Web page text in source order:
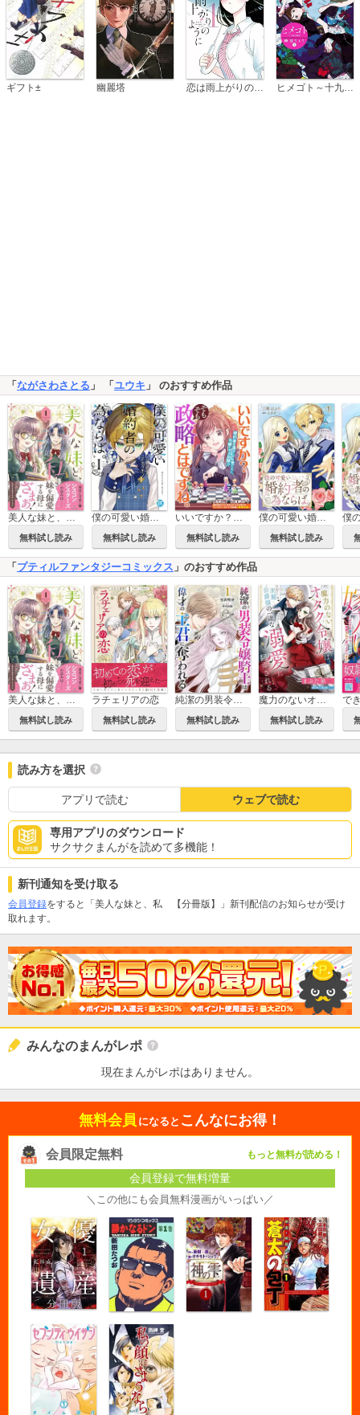
ギフト± 幽麗塔 ヒメゴト～十九歳の制服～
「ながさわさとる 」 「ユウキ 」 のおすすめ作品
美人な妹と、私【電子限定特典付き】
無料試し読み
僕の可愛い婚約者の為ならば。【単行本版】
無料試し読み
いいですか？そもそも政略とはですね。
無料試し読み
僕の可愛い婚約者の為ならば。
無料試し読み
「 プティルファンタジーコミックス 」のおすすめ作品
美人な妹と、私【電子限定特典付き】
無料試し読み
ラチェリアの恋
無料試し読み
純潔の男装令嬢騎士は偉才の主君に奪われる【分冊版】
無料試し読み
魔力のないオタク令嬢は、次期公爵様の一途な溺愛に翻弄される【分冊版】
無料試し読み
読み方を選択
アプリで読む ウェブで読む
専用アプリのダウンロード
サクサクまんがを読めて多機能！
新刊通知を受け取る
会員登録をすると「美人な妹と、私 【分冊版】」新刊配信のお知らせが受け
取れます。
みんなのまんがレポ
現在まんがレポはありません。
無料会員 になると こんなにお得！
会員限定無料 もっと無料が読める！
会員登録で無料増量
＼この他にも会員無料漫画がいっぱい／